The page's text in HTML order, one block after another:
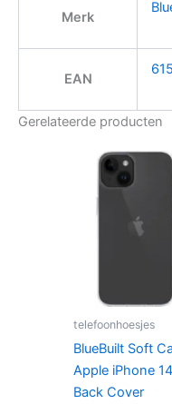
Merk
EAN
Gerelateerde producten
telefoonhoesjes
BlueBuilt Soft
Apple iPhone 14
Back Cover